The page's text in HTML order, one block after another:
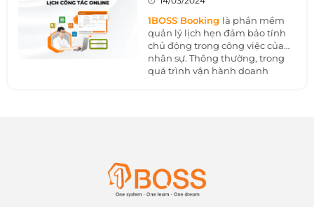
khác của doanh nghiệp. Nhờ đó
có thể tối ưu hóa chi phí, tăng
hiệu quả chiến dịch và đẩy
nhanh tiến độ hiệu quả của
mục tiêu kinh doanh.
1BOSS Booking là phần mềm
quản lý lịch hẹn đảm bảo tính
chủ động trong công việc của
nhân sự. Thông thường, trong
quá trình vận hành doanh
giản?